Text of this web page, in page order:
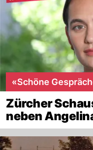
«Schöne
Zürcher
neben